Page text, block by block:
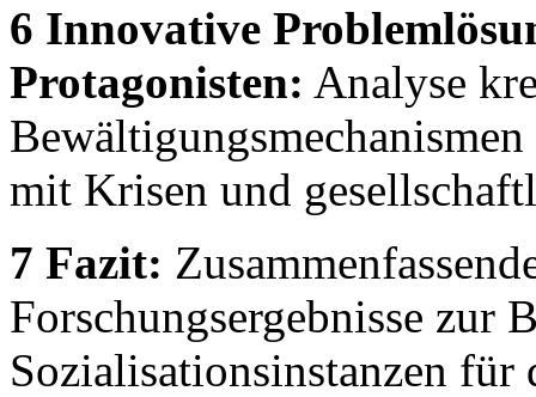
6 Innovative
Protagonisten: Analyse
mit Krisen und
7 Fazit:
Forschungsergebnisse zur
Sozialisationsinstanzen für